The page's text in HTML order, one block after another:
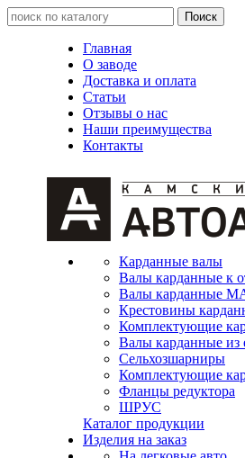
Главная
О заводе
Доставка и оплата
Статьи
Отзывы о нас
Наши преимущества
Контакты
Карданные валы
Валы карданные к
Валы карданные
Крестовины
Комплектующие
Валы карданные из
Сельхозшарниры
Комплектующие
Фланцы редуктора
ШРУС
Каталог продукции
Изделия на заказ